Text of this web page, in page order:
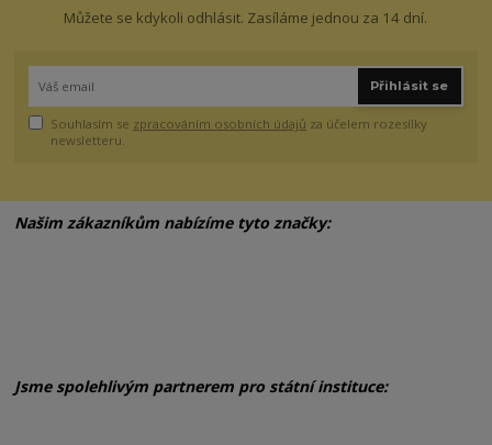
Můžete se kdykoli odhlásit. Zasíláme jednou za 14 dní.
Přihlásit se
Souhlasím se zpracováním osobních údajů za účelem rozesílky
newsletteru.
Našim zákazníkům nabízíme tyto značky:
Jsme spolehlivým partnerem pro státní instituce: